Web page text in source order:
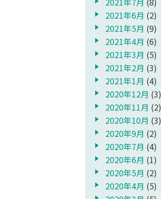
2021年6月 (2)
2021年5月 (9)
2021年4月 (6)
2021年3月 (5)
2021年2月 (3)
2021年1月 (4)
2020年12月 (3)
2020年11月 (2)
2020年10月 (3)
2020年9月 (2)
2020年7月 (4)
2020年6月 (1)
2020年5月 (2)
2020年4月 (5)